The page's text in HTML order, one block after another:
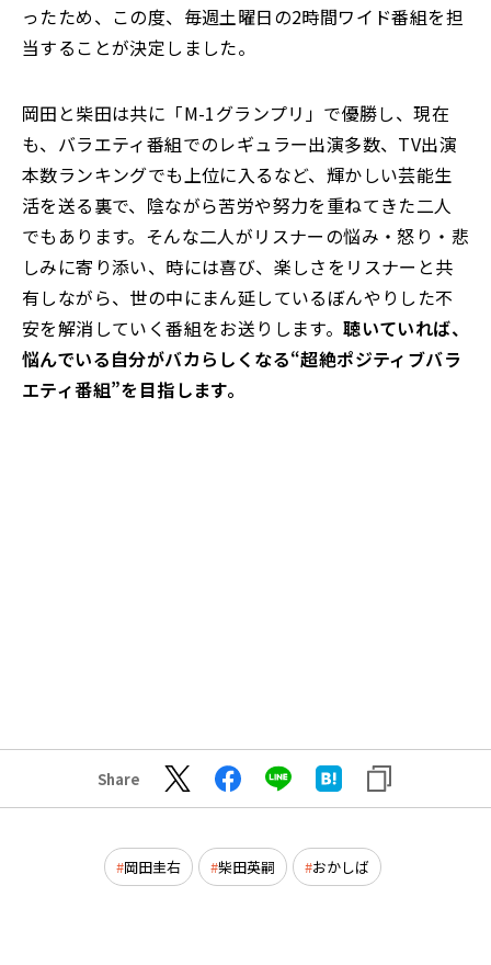
ったため、この度、毎週土曜日の2時間ワイド番組を担
当することが決定しました。
岡田と柴田は共に「M-1グランプリ」で優勝し、現在
も、バラエティ番組でのレギュラー出演多数、TV出演
本数ランキングでも上位に入るなど、輝かしい芸能生
活を送る裏で、陰ながら苦労や努力を重ねてきた二人
でもあります。そんな二人がリスナーの悩み・怒り・悲
しみに寄り添い、時には喜び、楽しさをリスナーと共
有しながら、世の中にまん延しているぼんやりした不
安を解消していく番組をお送りします。聴いていれば、
悩んでいる自分がバカらしくなる“超絶ポジティブバラ
エティ番組”を目指します。
Share
岡田圭右 柴田英嗣 おかしば